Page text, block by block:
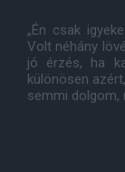
„Én csak
Volt néhány
jó érzés, ha
különösen
semmi dolgom,